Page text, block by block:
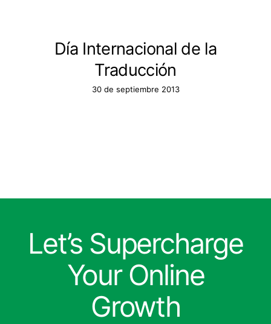
Día Internacional de la
Traducción
30 de septiembre 2013
Let’s Supercharge
Your Online
Growth